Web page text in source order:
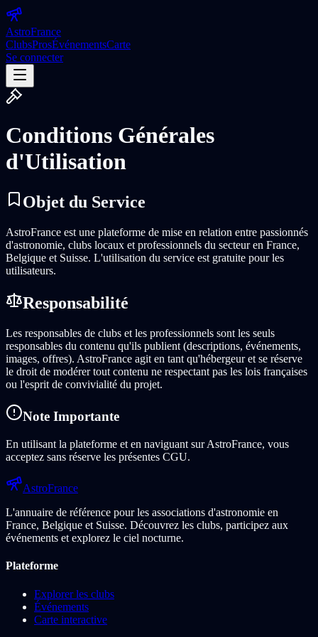
AstroFrance
ClubsProsÉvénementsCarte
Se connecter
Conditions Générales
d'Utilisation
Objet du Service
AstroFrance est une plateforme de mise en relation entre passionnés
d'astronomie, clubs locaux et professionnels du secteur en France,
Belgique et Suisse. L'utilisation du service est gratuite pour les
utilisateurs.
Responsabilité
Les responsables de clubs et les professionnels sont les seuls
responsables du contenu qu'ils publient (descriptions, événements,
images, offres). AstroFrance agit en tant qu'hébergeur et se réserve
le droit de modérer tout contenu ne respectant pas les lois françaises
ou l'esprit de convivialité du projet.
Note Importante
En utilisant la plateforme et en naviguant sur AstroFrance, vous
acceptez sans réserve les présentes CGU.
AstroFrance
L'annuaire de référence pour les associations d'astronomie en
France, Belgique et Suisse. Découvrez les clubs, participez aux
événements et explorez le ciel nocturne.
Plateforme
Explorer les clubs
Événements
Carte interactive